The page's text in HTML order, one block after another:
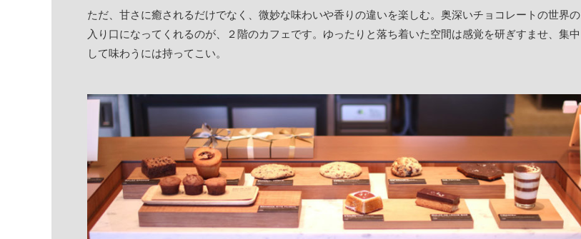
ただ、甘さに癒されるだけでなく、微妙な味わいや香りの違いを楽しむ。奥深いチョコレートの世界の
入り口になってくれるのが、２階のカフェです。ゆったりと落ち着いた空間は感覚を研ぎすませ、集中
して味わうには持ってこい。